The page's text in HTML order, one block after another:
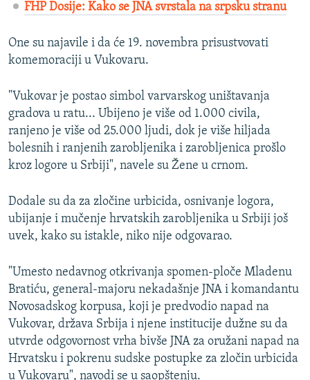
FHP Dosije: Kako se JNA svrstala na srpsku stranu
One su najavile i da će 19. novembra prisustvovati
komemoraciji u Vukovaru.
"Vukovar je postao simbol varvarskog uništavanja
gradova u ratu... Ubijeno je više od 1.000 civila,
ranjeno je više od 25.000 ljudi, dok je više hiljada
bolesnih i ranjenih zarobljenika i zarobljenica prošlo
kroz logore u Srbiji", navele su Žene u crnom.
Dodale su da za zločine urbicida, osnivanje logora,
ubijanje i mučenje hrvatskih zarobljenika u Srbiji još
uvek, kako su istakle, niko nije odgovarao.
"Umesto nedavnog otkrivanja spomen-ploče Mladenu
Bratiću, general-majoru nekadašnje JNA i komandantu
Novosadskog korpusa, koji je predvodio napad na
Vukovar, država Srbija i njene institucije dužne su da
utvrde odgovornost vrha bivše JNA za oružani napad na
Hrvatsku i pokrenu sudske postupke za zločin urbicida
u Vukovaru", navodi se u saopštenju.